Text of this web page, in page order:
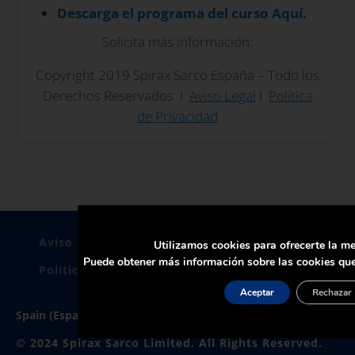
Descarga el programa del curso Aquí.
Solicita más información:
Copyright 2019 Spirax Sarco España – Todo los
Derechos Reservados I Aviso Legal
Política
de Privacidad
Aviso Legal
Politica De Privacidad
Política de Cookies
Certificados
Spain (España)
© 2024 Spirax Sarco Limited. All Rights Reserved.
Utilizamos cookies para ofrecerte la
Puede obtener más información sobre las cookies
Aceptar Rechazar